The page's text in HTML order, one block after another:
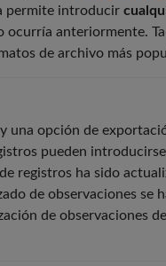
permite introducir
ocurría anteriormente.
de archivo más
opción de
pueden
registros ha sido
de observaciones se
de observaciones